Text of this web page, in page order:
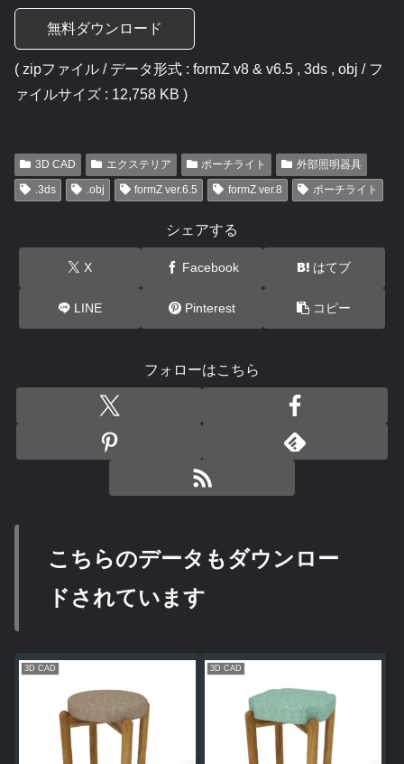
無料ダウンロード
( zipファイル / データ形式 : formZ v8 & v6.5 , 3ds , obj / フ
ァイルサイズ : 12,758 KB )
3D CAD エクステリア ポーチライト
外部照明器具
.3ds
.obj formZ ver.6.5 formZ ver.8 ポーチライト
シェアする
X Facebook はてブ
LINE Pinterest コピー
フォローはこちら
こちらのデータもダウンロー
ドされています
3D CAD 3D CAD